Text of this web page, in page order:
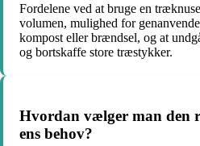
Fordelene ved at bruge en
volumen, mulighed for
kompost eller brændsel, og at
og bortskaffe store træstykker.
Hvordan vælger man den
ens behov?